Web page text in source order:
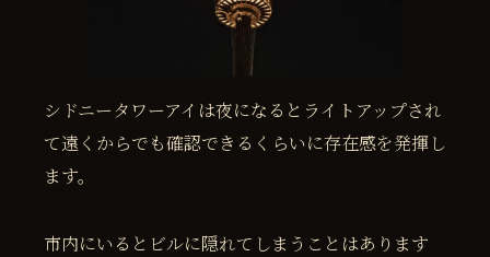
シドニータワーアイは夜になるとライトアップされ
て遠くからでも確認できるくらいに存在感を発揮し
ます。
市内にいるとビルに隠れてしまうことはあります